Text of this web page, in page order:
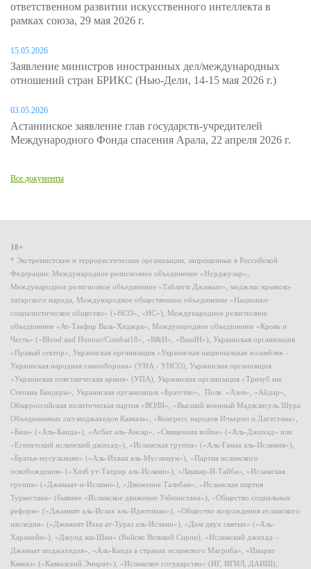
ответственном развитии искусственного интеллекта в
рамках союза, 29 мая 2026 г.
15.05.2026
Заявление министров иностранных дел/международных
отношений стран БРИКС (Нью-Дели, 14-15 мая 2026 г.)
03.05.2026
Астанинское заявление глав государств-учредителей
Международного Фонда спасения Арала, 22 апреля 2026 г.
Все документы
18+
* Экстремистские и террористические организации, запрещенные в Российской
Федерации: Международное религиозное объединение «Нурджулар»,
Международное религиозное объединение «Таблиги Джамаат», меджлис крымско-
татарского народа, Международное общественное объединение «Национал-
социалистическое общество» («НСО», «НС»), Международное религиозное
объединение «Ат-Такфир Валь-Хиджра», Международное объединение «Кровь и
Честь» («Blood and Honour/Combat18», «B&H», «BandH»), Украинская организация
«Правый сектор», Украинская организация «Украинская национальная ассамблея –
Украинская народная самооборона» (УНА - УНСО), Украинская организация
«Украинская повстанческая армия» (УПА), Украинская организация «Тризуб им.
Степана Бандеры», Украинская организация «Братство», Полк «Азов», «Айдар»,
Общероссийская политическая партия «ВОЛЯ», «Высший военный Маджлисуль Шура
Объединенных сил моджахедов Кавказа», «Конгресс народов Ичкерии и Дагестана»,
«База» («Аль-Каида»), «Асбат аль-Ансар», «Священная война» («Аль-Джихад» или
«Египетский исламский джихад»), «Исламская группа» («Аль-Гамаа аль-Исламия»),
«Братья-мусульмане» («Аль-Ихван аль-Муслимун»), «Партия исламского
освобождения» («Хизб ут-Тахрир аль-Ислами»), «Лашкар-И-Тайба», «Исламская
группа» («Джамаат-и-Ислами»), «Движение Талибан», «Исламская партия
Туркестана» (бывшее «Исламское движение Узбекистана»), «Общество социальных
реформ» («Джамият аль-Ислах аль-Иджтимаи»), «Общество возрождения исламского
наследия» («Джамият Ихья ат-Тураз аль-Ислами»), «Дом двух святых» («Аль-
Харамейн»), «Джунд аш-Шам» (Войско Великой Сирии), «Исламский джихад –
Джамаат моджахедов», «Аль-Каида в странах исламского Магриба», «Имарат
Кавказ» («Кавказский Эмират»), «Исламское государство» (ИГ, ИГИЛ, ДАИШ),